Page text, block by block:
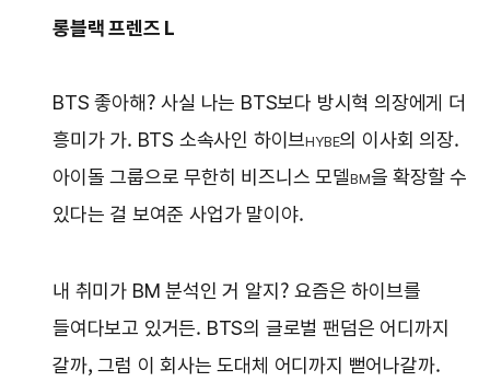
롱블랙 프렌즈 L
BTS 좋아해? 사실 나는 BTS보다 방시혁 의장에게 더
흥미가 가. BTS 소속사인 하이브HYBE의 이사회 의장.
아이돌 그룹으로 무한히 비즈니스 모델BM을 확장할 수
있다는 걸 보여준 사업가 말이야.
내 취미가 BM 분석인 거 알지? 요즘은 하이브를
들여다보고 있거든. BTS의 글로벌 팬덤은 어디까지
갈까, 그럼 이 회사는 도대체 어디까지 뻗어나갈까.